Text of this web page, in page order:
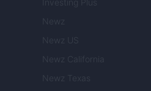
Investing Plus
Newz
Newz US
Newz California
Newz Texas